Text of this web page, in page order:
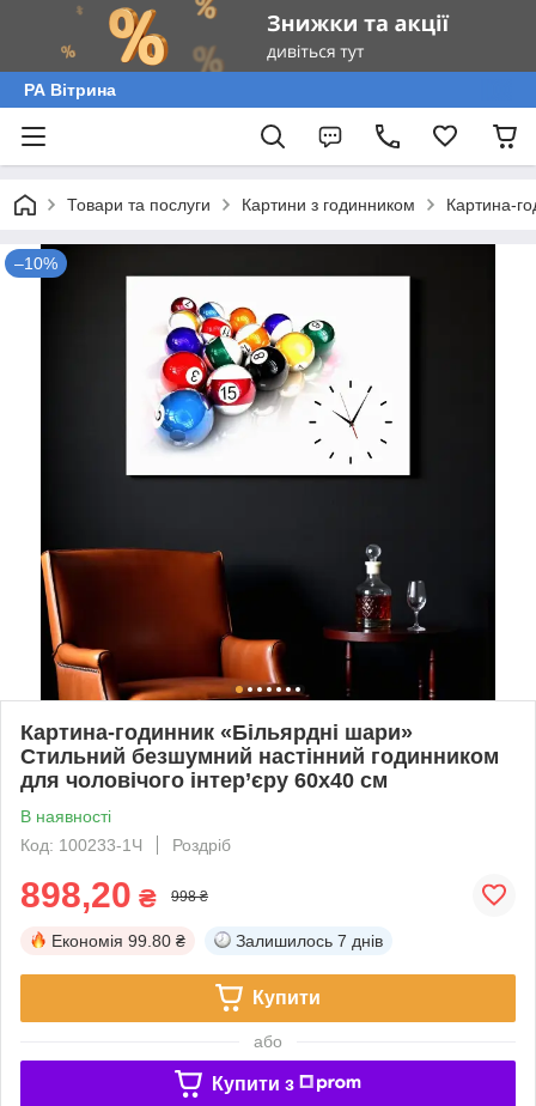
РА Вітрина
Товари та послуги Картини з годинником Картина-
–10%
Картина-годинник «Більярдні шари»
Стильний безшумний настінний годинником
для чоловічого інтер’єру 60х40 см
В наявності
Код: 100233-1Ч
Роздріб
898,20 ₴ 998 ₴
Економія 99.80 ₴ Залишилось 7 днів
Купити
або
Купити з